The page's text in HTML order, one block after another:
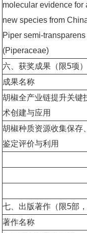
molecular evidence for
new species from
Piper semi-
(Piperaceae)
六、获奖成果（限5项）
成果名称
胡椒全产业链提升关键
术创建与应用
胡椒种质资源收集保存
鉴定评价与利用
七、出版著作（限5部
著作名称